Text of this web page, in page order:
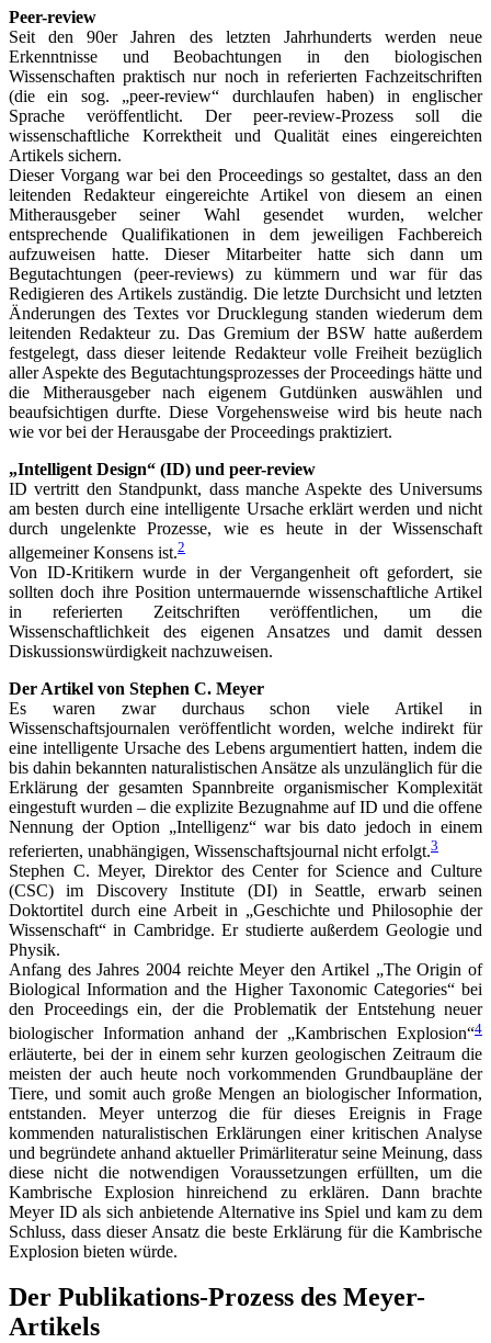
Peer-review
Seit den 90er Jahren des letzten Jahrhunderts werden neue
Erkenntnisse und Beobachtungen in den biologischen
Wissenschaften praktisch nur noch in referierten Fachzeitschriften
(die ein sog. „peer-review“ durchlaufen haben) in englischer
Sprache veröffentlicht. Der peer-review-Prozess soll die
wissenschaftliche Korrektheit und Qualität eines eingereichten
Artikels sichern.
Dieser Vorgang war bei den Proceedings so gestaltet, dass an den
leitenden Redakteur eingereichte Artikel von diesem an einen
Mitherausgeber seiner Wahl gesendet wurden, welcher
entsprechende Qualifikationen in dem jeweiligen Fachbereich
aufzuweisen hatte. Dieser Mitarbeiter hatte sich dann um
Begutachtungen (peer-reviews) zu kümmern und war für das
Redigieren des Artikels zuständig. Die letzte Durchsicht und letzten
Änderungen des Textes vor Drucklegung standen wiederum dem
leitenden Redakteur zu. Das Gremium der BSW hatte außerdem
festgelegt, dass dieser leitende Redakteur volle Freiheit bezüglich
aller Aspekte des Begutachtungsprozesses der Proceedings hätte und
die Mitherausgeber nach eigenem Gutdünken auswählen und
beaufsichtigen durfte. Diese Vorgehensweise wird bis heute nach
wie vor bei der Herausgabe der Proceedings praktiziert.
„Intelligent Design“ (ID) und peer-review
ID vertritt den Standpunkt, dass manche Aspekte des Universums
am besten durch eine intelligente Ursache erklärt werden und nicht
durch ungelenkte Prozesse, wie es heute in der Wissenschaft
allgemeiner Konsens ist.2
Von ID-Kritikern wurde in der Vergangenheit oft gefordert, sie
sollten doch ihre Position untermauernde wissenschaftliche Artikel
in referierten Zeitschriften veröffentlichen, um die
Wissenschaftlichkeit des eigenen Ansatzes und damit dessen
Diskussionswürdigkeit nachzuweisen.
Der Artikel von Stephen C. Meyer
Es waren zwar durchaus schon viele Artikel in
Wissenschaftsjournalen veröffentlicht worden, welche indirekt für
eine intelligente Ursache des Lebens argumentiert hatten, indem die
bis dahin bekannten naturalistischen Ansätze als unzulänglich für die
Erklärung der gesamten Spannbreite organismischer Komplexität
eingestuft wurden – die explizite Bezugnahme auf ID und die offene
Nennung der Option „Intelligenz“ war bis dato jedoch in einem
referierten, unabhängigen, Wissenschaftsjournal nicht erfolgt.3
Stephen C. Meyer, Direktor des Center for Science and Culture
(CSC) im Discovery Institute (DI) in Seattle, erwarb seinen
Doktortitel durch eine Arbeit in „Geschichte und Philosophie der
Wissenschaft“ in Cambridge. Er studierte außerdem Geologie und
Physik.
Anfang des Jahres 2004 reichte Meyer den Artikel „The Origin of
Biological Information and the Higher Taxonomic Categories“ bei
den Proceedings ein, der die Problematik der Entstehung neuer
biologischer Information anhand der „Kambrischen Explosion“4
erläuterte, bei der in einem sehr kurzen geologischen Zeitraum die
meisten der auch heute noch vorkommenden Grundbaupläne der
Tiere, und somit auch große Mengen an biologischer Information,
entstanden. Meyer unterzog die für dieses Ereignis in Frage
kommenden naturalistischen Erklärungen einer kritischen Analyse
und begründete anhand aktueller Primärliteratur seine Meinung, dass
diese nicht die notwendigen Voraussetzungen erfüllten, um die
Kambrische Explosion hinreichend zu erklären. Dann brachte
Meyer ID als sich anbietende Alternative ins Spiel und kam zu dem
Schluss, dass dieser Ansatz die beste Erklärung für die Kambrische
Explosion bieten würde.
Der Publikations-Prozess des Meyer-
Artikels